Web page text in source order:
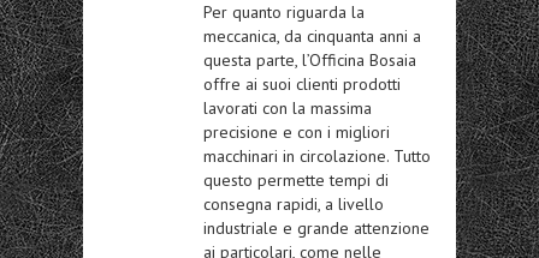
Per quanto riguarda la
meccanica, da cinquanta anni a
questa parte, l’Officina Bosaia
offre ai suoi clienti prodotti
lavorati con la massima
precisione e con i migliori
macchinari in circolazione. Tutto
questo permette tempi di
consegna rapidi, a livello
industriale e grande attenzione
ai particolari, come nelle